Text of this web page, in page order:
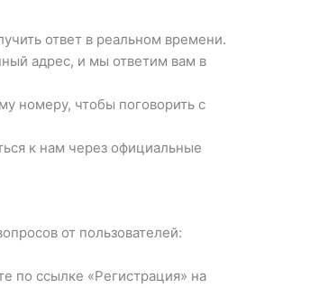
ответ в реальном времени.
адрес, и мы ответим вам в
номеру, чтобы поговорить с
к нам через официальные
от пользователей:
по ссылке «Регистрация» на